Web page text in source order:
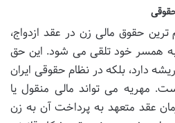
ترین حقوق مالی زن در عقد ازدواج،
به همسر خود تلقی می شود. این حق
دارد، بلکه در نظام حقوقی ایران
مهریه می تواند مالی منقول یا
عقد متعهد به پرداخت آن به زن